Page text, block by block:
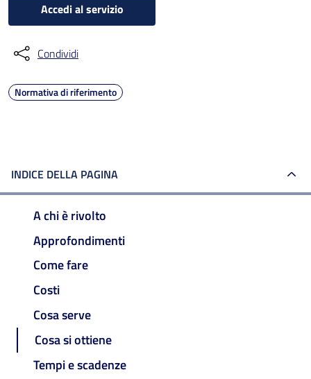
Accedi al servizio
Condividi
Normativa di riferimento
INDICE DELLA PAGINA
A chi è rivolto
Approfondimenti
Come fare
Costi
Cosa serve
Cosa si ottiene
Tempi e scadenze